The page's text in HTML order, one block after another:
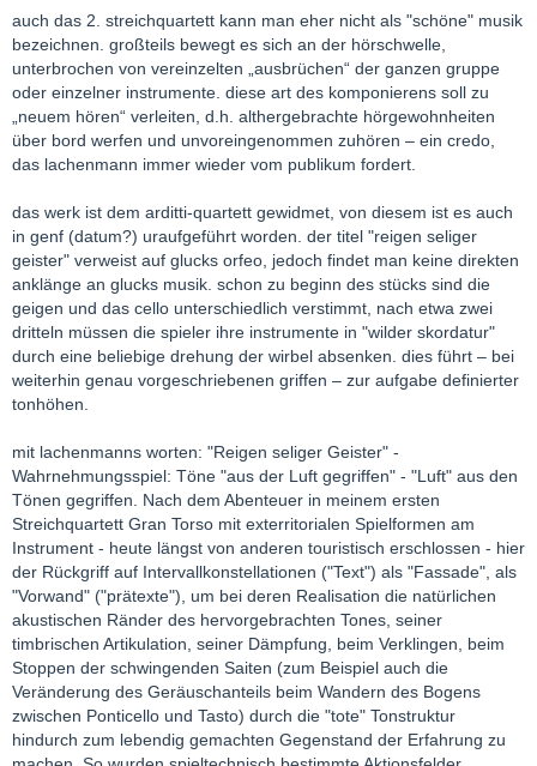
auch das 2. streichquartett kann man eher nicht als "schöne" musik
bezeichnen. großteils bewegt es sich an der hörschwelle,
unterbrochen von vereinzelten „ausbrüchen“ der ganzen gruppe
oder einzelner instrumente. diese art des komponierens soll zu
„neuem hören“ verleiten, d.h. althergebrachte hörgewohnheiten
über bord werfen und unvoreingenommen zuhören – ein credo,
das lachenmann immer wieder vom publikum fordert.
das werk ist dem arditti-quartett gewidmet, von diesem ist es auch
in genf (datum?) uraufgeführt worden. der titel "reigen seliger
geister" verweist auf glucks orfeo, jedoch findet man keine direkten
anklänge an glucks musik. schon zu beginn des stücks sind die
geigen und das cello unterschiedlich verstimmt, nach etwa zwei
dritteln müssen die spieler ihre instrumente in "wilder skordatur"
durch eine beliebige drehung der wirbel absenken. dies führt – bei
weiterhin genau vorgeschriebenen griffen – zur aufgabe definierter
tonhöhen.
mit lachenmanns worten: "Reigen seliger Geister" -
Wahrnehmungsspiel: Töne "aus der Luft gegriffen" - "Luft" aus den
Tönen gegriffen. Nach dem Abenteuer in meinem ersten
Streichquartett Gran Torso mit exterritorialen Spielformen am
Instrument - heute längst von anderen touristisch erschlossen - hier
der Rückgriff auf Intervallkonstellationen ("Text") als "Fassade", als
"Vorwand" ("prätexte"), um bei deren Realisation die natürlichen
akustischen Ränder des hervorgebrachten Tones, seiner
timbrischen Artikulation, seiner Dämpfung, beim Verklingen, beim
Stoppen der schwingenden Saiten (zum Beispiel auch die
Veränderung des Geräuschanteils beim Wandern des Bogens
zwischen Ponticello und Tasto) durch die "tote" Tonstruktur
hindurch zum lebendig gemachten Gegenstand der Erfahrung zu